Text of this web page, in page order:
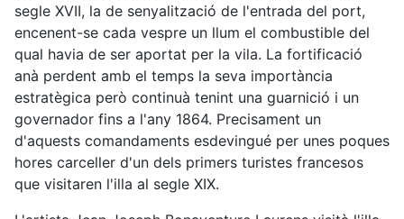
segle XVII, la de senyalització de l'entrada del port,
encenent-se cada vespre un llum el combustible del
qual havia de ser aportat per la vila. La fortificació
anà perdent amb el temps la seva importància
estratègica però continuà tenint una guarnició i un
governador fins a l'any 1864. Precisament un
d'aquests comandaments esdevingué per unes poques
hores carceller d'un dels primers turistes francesos
que visitaren l'illa al segle XIX.